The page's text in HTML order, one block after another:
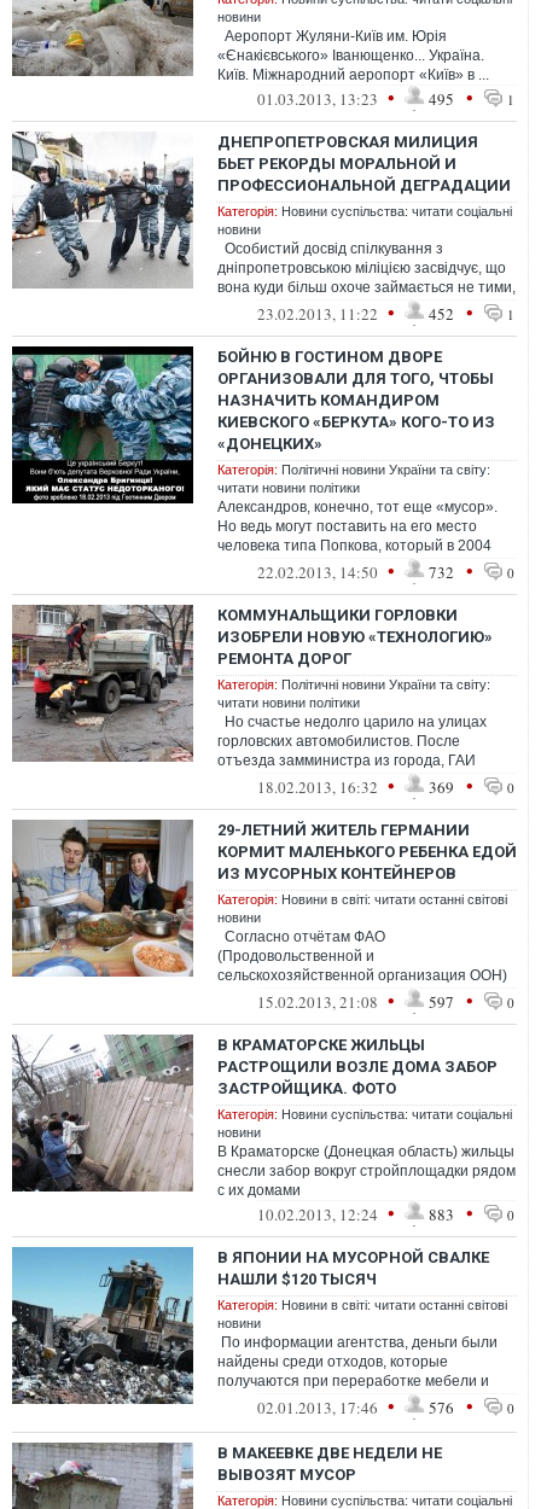
новини
Аеропорт Жуляни-Київ им. Юрія
«Єнакієвського» Іванющенко... Україна.
Київ. Міжнародний аеропорт «Київ» в ...
01.03.2013, 13:23 • 495 • 1
ДНЕПРОПЕТРОВСКАЯ МИЛИЦИЯ
БЬЕТ РЕКОРДЫ МОРАЛЬНОЙ И
ПРОФЕССИОНАЛЬНОЙ ДЕГРАДАЦИИ
Категорія: Новини суспільства: читати соціальні
новини
Особистий досвід спілкування з
дніпропетровською міліцією засвідчує, що
вона куди більш охоче займається не тими,
до кого її викликають, а тим...
23.02.2013, 11:22 • 452 • 1
БОЙНЮ В ГОСТИНОМ ДВОРЕ
ОРГАНИЗОВАЛИ ДЛЯ ТОГО, ЧТОБЫ
НАЗНАЧИТЬ КОМАНДИРОМ
КИЕВСКОГО «БЕРКУТА» КОГО-ТО ИЗ
«ДОНЕЦКИХ»
Категорія: Політичні новини України та світу:
читати новини політики
Александров, конечно, тот еще «мусор».
Но ведь могут поставить на его место
человека типа Попкова, который в 2004
хотел на Майдане бойню у...
22.02.2013, 14:50 • 732 • 0
КОММУНАЛЬЩИКИ ГОРЛОВКИ
ИЗОБРЕЛИ НОВУЮ «ТЕХНОЛОГИЮ»
РЕМОНТА ДОРОГ
Категорія: Політичні новини України та світу:
читати новини політики
Но счастье недолго царило на улицах
горловских автомобилистов. После
отъезда замминистра из города, ГАИ
Горловки немного подумало и постанов...
18.02.2013, 16:32 • 369 • 0
29-ЛЕТНИЙ ЖИТЕЛЬ ГЕРМАНИИ
КОРМИТ МАЛЕНЬКОГО РЕБЕНКА ЕДОЙ
ИЗ МУСОРНЫХ КОНТЕЙНЕРОВ
Категорія: Новини в світі: читати останні світові
новини
Согласно отчётам ФАО
(Продовольственной и
сельскохозяйственной организация ООН)
около $ 1 трлн пищи выкидывается и
портится каждый год. С помо...
15.02.2013, 21:08 • 597 • 0
В КРАМАТОРСКЕ ЖИЛЬЦЫ
РАСТРОЩИЛИ ВОЗЛЕ ДОМА ЗАБОР
ЗАСТРОЙЩИКА. ФОТО
Категорія: Новини суспільства: читати соціальні
новини
В Краматорске (Донецкая область) жильцы
снесли забор вокруг стройплощадки рядом
с их домами
10.02.2013, 12:24 • 883 • 0
В ЯПОНИИ НА МУСОРНОЙ СВАЛКЕ
НАШЛИ $120 ТЫСЯЧ
Категорія: Новини в світі: читати останні світові
новини
По информации агентства, деньги были
найдены среди отходов, которые
получаются при переработке мебели и
матрасов. Предположительно, владелец
02.01.2013, 17:46 • 576 • 0
В МАКЕЕВКЕ ДВЕ НЕДЕЛИ НЕ
ВЫВОЗЯТ МУСОР
Категорія: Новини суспільства: читати соціальні